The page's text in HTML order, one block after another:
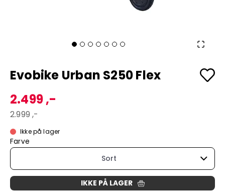
Evobike Urban S250 Flex
2.499 ,-
2.999 ,-
Ikke på lager
Farve
Sort
IKKE PÅ LAGER